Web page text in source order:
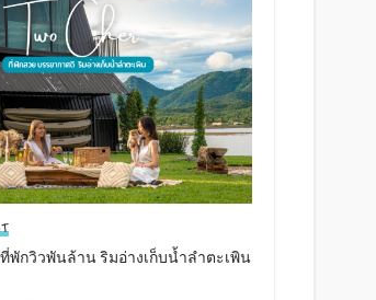
พักวิวพันล้าน ริมอ่างเก็บน้ำลำตะเพิน